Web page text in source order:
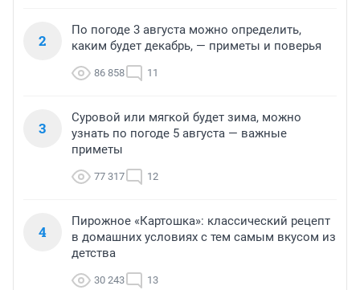
2
По погоде 3 августа можно определить,
каким будет декабрь, — приметы и поверья
86 858 11
3
Суровой или мягкой будет зима, можно
узнать по погоде 5 августа — важные
приметы
77 317 12
4
Пирожное «Картошка»: классический рецепт
в домашних условиях с тем самым вкусом из
детства
30 243 13